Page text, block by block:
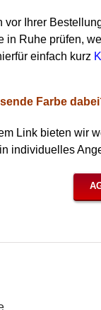
vor Ihrer
in Ruhe prüfen,
einfach kurz
Farbe
Link bieten wir
individuelles